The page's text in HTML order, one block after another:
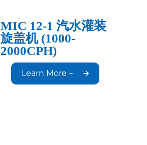
MIC 12-1 汽水灌装
旋盖机 (1000-
2000CPH)
Learn More +